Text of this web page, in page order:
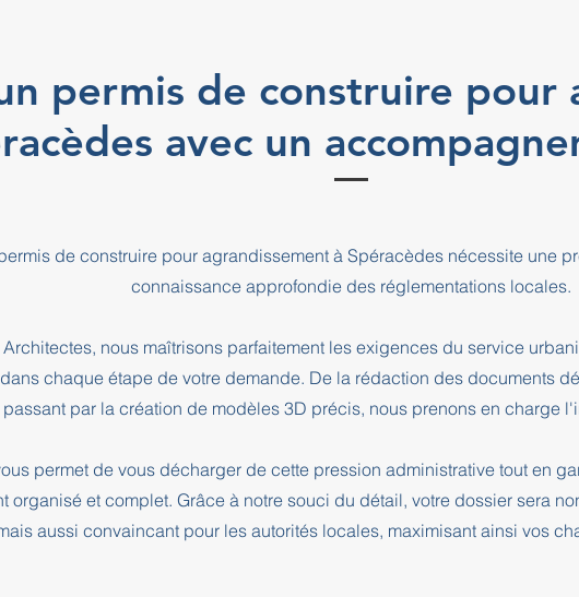
permis de construire pour
avec un
de construire pour agrandissement à Spéracèdes nécessite une
connaissance approfondie des réglementations locales.
nous maîtrisons parfaitement les exigences du service
chaque étape de votre demande. De la rédaction des documents
passant par la création de modèles 3D précis, nous prenons en charge
permet de vous décharger de cette pression administrative tout en
organisé et complet. Grâce à notre souci du détail, votre dossier sera
aussi convaincant pour les autorités locales, maximisant ainsi vos